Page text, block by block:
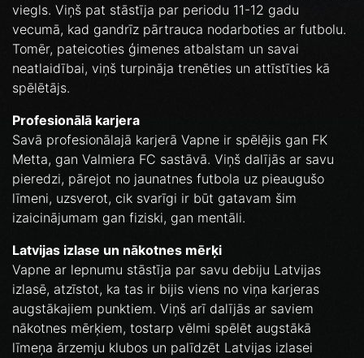
viegls. Viņš pat stāstīja par periodu 11-12 gadu
vecumā, kad gandrīz pārtrauca nodarboties ar futbolu.
Tomēr, pateicoties ģimenes atbalstam un savai
neatlaidībai, viņš turpināja trenēties un attīstīties kā
spēlētājs.
Profesionālā karjera
Savā profesionālajā karjerā Vapne ir spēlējis gan FK
Metta, gan Valmiera FC sastāvā. Viņš dalījās ar savu
pieredzi, pārejot no jaunatnes futbola uz pieaugušo
līmeni, uzsverot, cik svarīgi ir būt gatavam šim
izaicinājumam gan fiziski, gan mentāli.
Latvijas izlase un nākotnes mērķi
Vapne ar lepnumu stāstīja par savu debiju Latvijas
izlasē, atzīstot, ka tas ir bijis viens no viņa karjeras
augstākajiem punktiem. Viņš arī dalījās ar saviem
nākotnes mērķiem, tostarp vēlmi spēlēt augstākā
līmeņa ārzemju klubos un palīdzēt Latvijas izlasei